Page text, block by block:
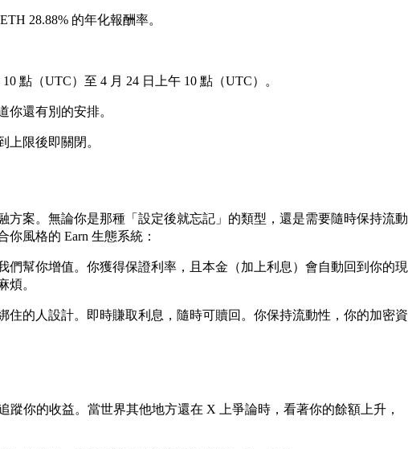
28.88% 的年化報酬率。
點（UTC）至 4 月 24 日上午 10 點（UTC）。
你還有別的安排。
上限後即關閉。
方案。無論你是那種「設定後就忘記」的類型，還是需要隨時保持流動
風格的 Earn 生態系統：
們幫你增值。你獲得保證利率，且本金（加上利息）會自動回到你的現
煩。
住的人設計。即時賺取利息，隨時可贖回。你保持流動性，你的加密資
蹤你的收益。當世界其他地方還在 X 上爭論時，看著你的餘額上升，